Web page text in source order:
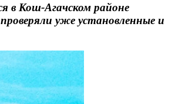
в Кош-Агачском районе
уже установленные и